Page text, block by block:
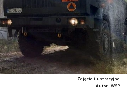
Zdjęcie ilustracyjne
Autor. IWSP